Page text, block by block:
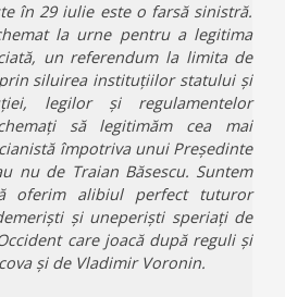
în 29 iulie este o farsă sinistră.
la urne pentru a legitima
un referendum la limita de
siluirea instituțiilor statului și
legilor și regulamentelor
să legitimăm cea mai
împotriva unui Președinte
nu de Traian Băsescu. Suntem
oferim alibiul perfect tuturor
și uneperiști speriați de
care joacă după reguli și
și de Vladimir Voronin.